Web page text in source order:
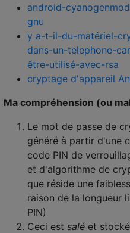
android-
gnu
y a-t-il-du-matériel-
dans-un-telephone-
être-utilisé-avec-rsa
cryptage d'appareil
Ma compréhension (ou
Le mot de passe de
généré à partir d'une
code PIN de
et d'algorithme de
que réside une
raison de la longueur
PIN)
Ceci est salé et